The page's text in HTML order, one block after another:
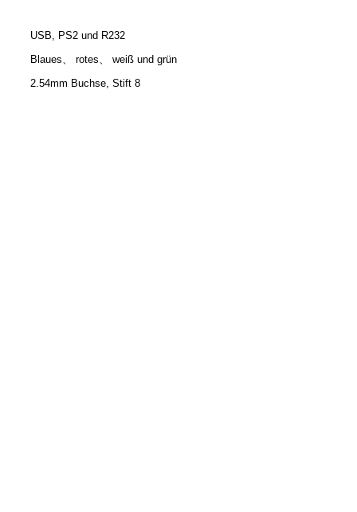
USB, PS2 und R232
Blaues、 rotes、 weiß und grün
2.54mm Buchse, Stift 8